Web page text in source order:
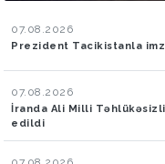
07.08.2026
Prezident Tacikistanla
07.08.2026
İranda Ali Milli
edildi